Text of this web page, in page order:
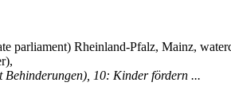
Behinderungen), 10: Kinder fördern ...